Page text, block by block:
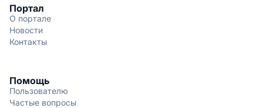
Портал
О портале
Новости
Контакты
Помощь
Пользователю
Частые вопросы